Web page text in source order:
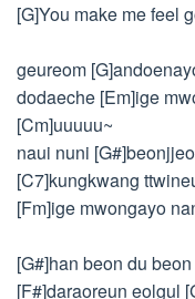
[G]You make me feel
geureom
dodaeche [Em]ige
[Cm]uuuuu~
naui nuni
[C7]kungkwang
[Fm]ige mwongayo
[G#]han beon du
[F#]daraoreun eolgul